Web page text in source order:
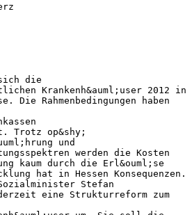
die
Krankenh&auml;user 2012 in
Die Rahmenbedingungen haben
Trotz op&shy;
und
werden die Kosten
kaum durch die Erl&ouml;se
hat in Hessen Konsequenzen.
Stefan
eine Strukturreform zum